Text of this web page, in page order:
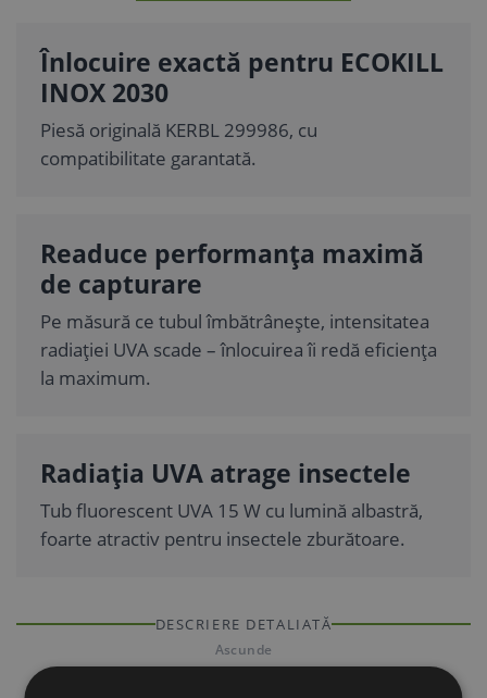
Înlocuire exactă pentru ECOKILL
INOX 2030
Piesă originală KERBL 299986, cu
compatibilitate garantată.
Readuce performanța maximă
de capturare
Pe măsură ce tubul îmbătrânește, intensitatea
radiației UVA scade – înlocuirea îi redă eficiența
la maximum.
Radiația UVA atrage insectele
Tub fluorescent UVA 15 W cu lumină albastră,
foarte atractiv pentru insectele zburătoare.
DESCRIERE DETALIATĂ
Ascunde